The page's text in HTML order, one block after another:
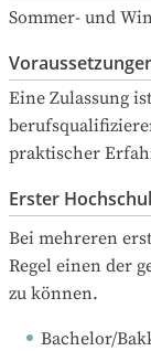
Sommer- und
Eine Zulassung
praktischer
Erster
Bei mehreren
Regel einen der
zu können.
Bachelor/